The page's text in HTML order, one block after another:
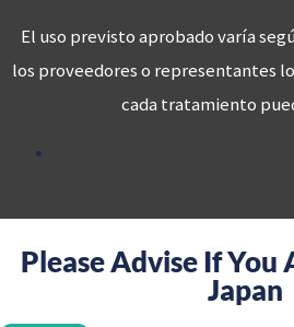
El uso previsto aprobado varía
los proveedores o representantes
cada tratamiento
Please Advise If You
Japan